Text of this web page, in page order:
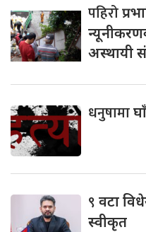
पहिरो
अस्थायी
धनुषामा
९ वटा
स्वीकृत